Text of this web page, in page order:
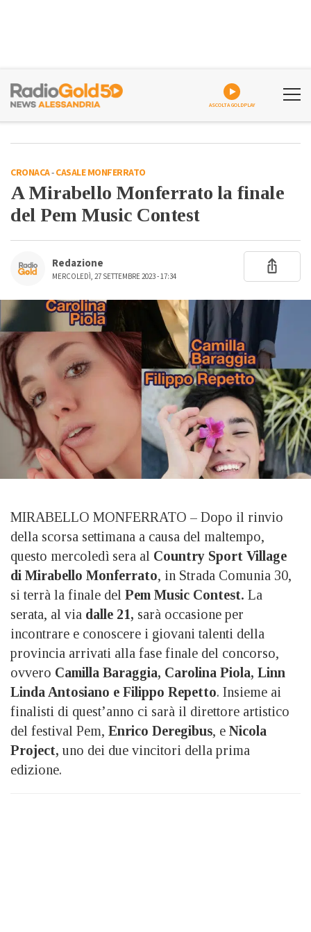
ASCOLTA GOLDPLAY
CRONACA-CASALE MONFERRATO
A Mirabello Monferrato la finale
del Pem Music Contest
Redazione
MERCOLEDÌ, 27 SETTEMBRE 2023 - 17:34
MIRABELLO MONFERRATO – Dopo il rinvio
della scorsa settimana a causa del maltempo,
questo mercoledì sera al Country Sport Village
di Mirabello Monferrato, in Strada Comunia 30,
si terrà la finale del Pem Music Contest. La
serata, al via dalle 21, sarà occasione per
incontrare e conoscere i giovani talenti della
provincia arrivati alla fase finale del concorso,
ovvero Camilla Baraggia, Carolina Piola, Linn
Linda Antosiano e Filippo Repetto. Insieme ai
finalisti di quest’anno ci sarà il direttore artistico
del festival Pem, Enrico Deregibus, e Nicola
Project, uno dei due vincitori della prima
edizione.